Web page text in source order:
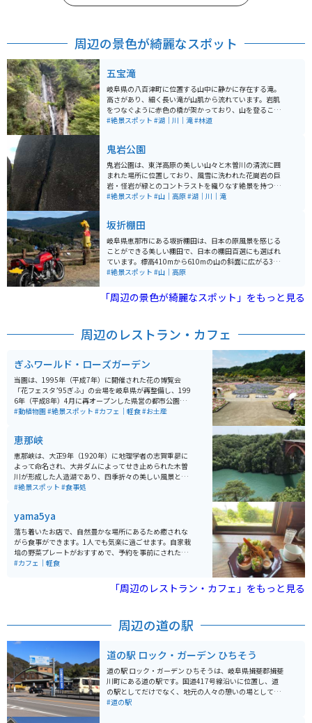
周辺の景色が綺麗なスポット
五宝滝
岐阜県の八百津町に位置する山中に静かに存在する滝。
高さがあり、細く長い滝が山肌から流れています。岩肌
をつなぐように赤色の橋が架かっており、山を登ること
も可能です。高所にあるため、注意は必要です。東屋か
#絶景スポット #湖｜川｜滝#林道
鬼岩公園
鬼岩公園は、東洋高原の美しい山々と木曽川の清流に囲
まれた場所に位置しており、風雪に洗われた花崗岩の巨
岩・怪岩が緑とのコントラストを織りなす絶景を持つ飛
騨木曽川国定公園の一部です。巨大な岩と滝の風景は絶
の桜や秋の紅葉は見どころ。鬼岩という名前は約800年
前に鬼人「関の太郎」が住んでおり、その悪行から後白
河法皇の命を受けた纐纈源吾によって討伐された伝説に
由来し、今も古句「恐ろしや次月の里の鬼すすき」が伝
わっています。 公園内には温泉情緒ある旅館や飲食店、
の湯浴みを目撃し発見されたとの伝説がある。また、ア
ニメ「鬼滅の刃」ブームで主人公・炭治郎が一刀両断に
#絶景スポット #山｜高原#湖｜川｜滝
坂折棚田
岐阜県恵那市にある坂折棚田は、日本の原風景を感じる
ことができる美しい棚田で、日本の棚田百選にも選ばれ
ています。標高410mから610mの山の斜面に広がる360
枚の棚田は、江戸時代初期に築かれ、約400年の歴史が
よって積まれたと思われる石積みが多く見られます。 見
どころは、春の田植え時期に始まり、緑豊かな夏、黄金
す。また、30分程度で楽しめる棚田ガイドウォークもあ
びながら、自然と触れ合うことができます。周辺には
「なごみの家」などの観光施設もあり、休憩やお土産購
入に便利です。
#絶景スポット #山｜高原
「周辺の景色が綺麗なスポット」をもっと見る
周辺のレストラン・カフェ
ぎふワールド・ローズガーデン
当園は、1995年（平成7年）に開催された花の博覧会
「花フェスタ’95ぎふ」の会場を岐阜県が再整備し、199
6年（平成8年）4月に再オープンした県営の都市公園で
す。オープン以降「花フェスタ記念公園」の名称で長年
ド・ローズガーデン」に改称しました。約80.7ha（バン
テリンドームナゴヤ約17個分）もの広大な敷地には、原
種・オールドローズから国内外の最新品種まで約6,000
品種、20,000株もの多彩な品種が植栽されたバラ園のほ
か、「ネモフィラ（春）」「ヒマワリ（夏）」「ケイト
タワー」、岐阜県下有数の大型複合遊具などもあり、夫
婦、カップル、友人、ファミリーなど幅広い層で楽しめ
る。
#動植物園#絶景スポット #カフェ｜軽食#お土産
恵那峡
恵那峡は、大正9年（1920年）に地理学者の志賀重昴に
よって命名され、大井ダムによってせき止められた木曽
川が形成した人造湖であり、四季折々の美しい風景と奇
岩・怪石が立ち並ぶ景観が特徴です。春には200本の桜
ドリやムクドリなどを観察するバードウォッチングが楽
しめます。 湖畔には遊歩道が整備されており、2020年3
月には広場や遊歩道がリニューアルされました。お土産
物屋街の乗船場からは遊覧船が発着し、湖畔の奇岩や絶
壁を観覧できます。さらに、湖に突き出した半島にある
合うことが多いです。ツーリングの途中の休憩時点や終
#絶景スポット #食事処
yama5ya
落ち着いたお店で、自然豊かな場所にあるため癒されな
がら食事ができます。1人でも気楽に過ごせます。自家栽
培の野菜プレートがおすすめで、予約を事前にされた方
がいいと思います。 知る人ぞ知る場所なので地元の方も
#カフェ｜軽食
「周辺のレストラン・カフェ」をもっと見る
周辺の道の駅
道の駅 ロック・ガーデン ひちそう
道の駅 ロック・ガーデン ひちそうは、岐阜県揖斐郡揖斐
川町にある道の駅です。国道417号線沿いに位置し、道
の駅としてだけでなく、地元の人々の憩いの場としても
親しまれています。 ロックガーデンという名前の通り、
#道の駅